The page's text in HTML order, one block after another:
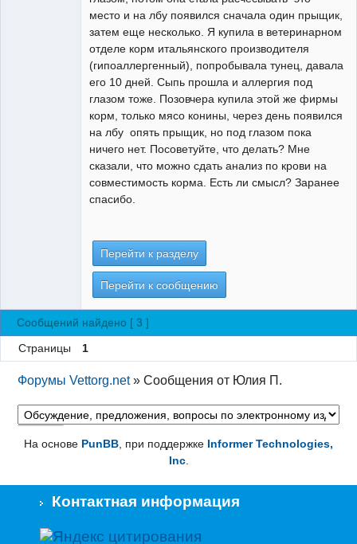
место и на лбу появился сначала один прыщик,
затем еще несколько. Я купила в ветеринарном
отделе корм итальянского производителя
(гипоаллергенный), попробывала тунец, давала
его 10 дней. Сыпь прошла и аллергия под
глазом тоже. Позовчера купила этой же фирмы
корм, только мясо конины, через день появился
на лбу опять прыщик, но под глазом пока
ничего нет. Посоветуйте, что делать? Мне
сказали, что можно сдать анализ по крови на
совместимость корма. Есть ли смысл? Заранее
спасибо.
Перейти к разделу
Перейти к сообщению
Сообщений найдено [ 3 ]
Страницы 1
Форумы Vettorg.net »Сообщения от Юлия П.
На основе PunBB, при поддержке Informer Technologies,
Inc.
Контактная информация